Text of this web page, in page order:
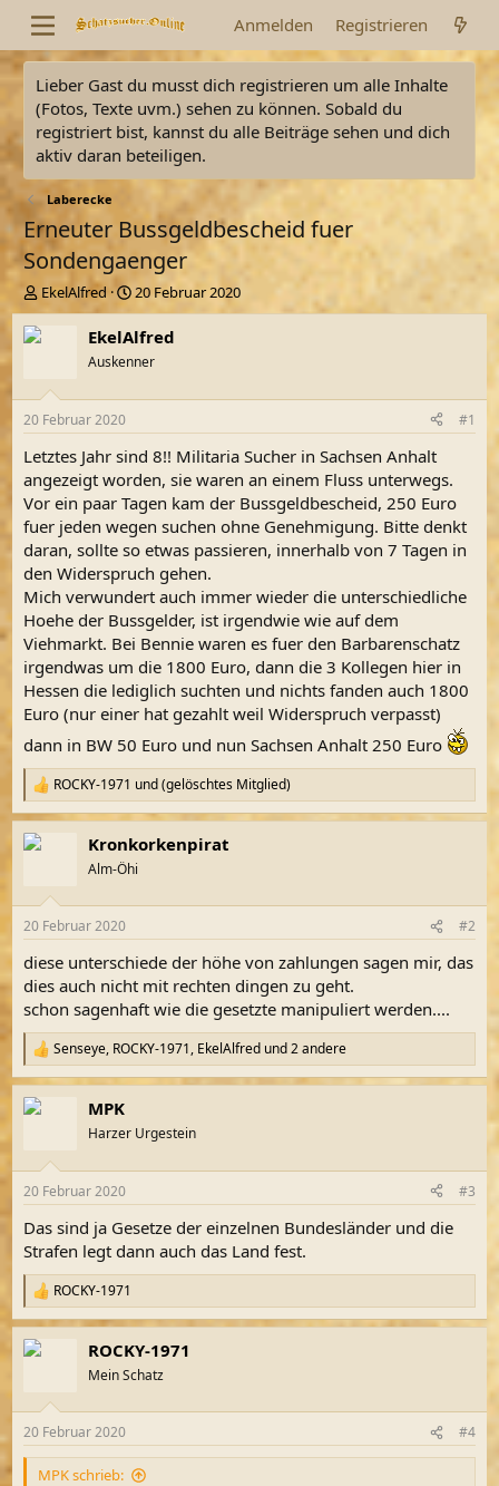
Anmelden Registrieren
Lieber Gast du musst dich registrieren um alle Inhalte
(Fotos, Texte uvm.) sehen zu können. Sobald du
registriert bist, kannst du alle Beiträge sehen und dich
aktiv daran beteiligen.
Laberecke
Erneuter Bussgeldbescheid fuer
Sondengaenger
E
r
s
l
e
r
EkelAlfred
E
r
s
e
t
a
m
20 Februar 2020
EkelAlfred
Auskenner
20 Februar 2020 #1
Letztes Jahr sind 8!! Militaria Sucher in Sachsen Anhalt
angezeigt worden, sie waren an einem Fluss unterwegs.
Vor ein paar Tagen kam der Bussgeldbescheid, 250 Euro
fuer jeden wegen suchen ohne Genehmigung. Bitte denkt
daran, sollte so etwas passieren, innerhalb von 7 Tagen in
den Widerspruch gehen.
Mich verwundert auch immer wieder die unterschiedliche
Hoehe der Bussgelder, ist irgendwie wie auf dem
Viehmarkt. Bei Bennie waren es fuer den Barbarenschatz
irgendwas um die 1800 Euro, dann die 3 Kollegen hier in
Hessen die lediglich suchten und nichts fanden auch 1800
Euro (nur einer hat gezahlt weil Widerspruch verpasst)
dann in BW 50 Euro und nun Sachsen Anhalt 250 Euro
R
e
a
k
e
:
ROCKY-1971 und(gelöschtes Mitglied)
Kronkorkenpirat
Alm-Öhi
20 Februar 2020 #2
diese unterschiede der höhe von zahlungen sagen mir, das
dies auch nicht mit rechten dingen zu geht.
schon sagenhaft wie die gesetzte manipuliert werden....
R
e
a
k
e
:
Senseye, ROCKY-1971, EkelAlfred und 2 andere
MPK
Harzer Urgestein
20 Februar 2020 #3
Das sind ja Gesetze der einzelnen Bundesländer und die
Strafen legt dann auch das Land fest.
R
e
a
k
e
n
ROCKY-1971
ROCKY-1971
Mein Schatz
20 Februar 2020 #4
MPK schrieb: